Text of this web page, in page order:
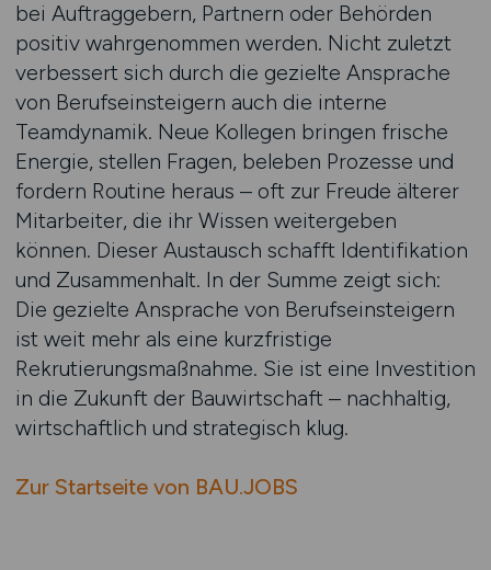
bei Auftraggebern, Partnern oder Behörden
positiv wahrgenommen werden. Nicht zuletzt
verbessert sich durch die gezielte Ansprache
von Berufseinsteigern auch die interne
Teamdynamik. Neue Kollegen bringen frische
Energie, stellen Fragen, beleben Prozesse und
fordern Routine heraus – oft zur Freude älterer
Mitarbeiter, die ihr Wissen weitergeben
können. Dieser Austausch schafft Identifikation
und Zusammenhalt. In der Summe zeigt sich:
Die gezielte Ansprache von Berufseinsteigern
ist weit mehr als eine kurzfristige
Rekrutierungsmaßnahme. Sie ist eine Investition
in die Zukunft der Bauwirtschaft – nachhaltig,
wirtschaftlich und strategisch klug.
Zur Startseite von BAU.JOBS